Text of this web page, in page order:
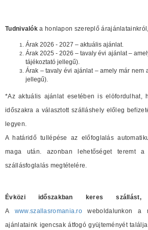
Tudnivalók a honlapon szereplő
Árak 2026 - 2027 – aktuális ajánlat.
Árak 2025 - 2026 – tavaly évi ajánlat –
tájékoztató jellegű).
Árak – tavaly évi ajánlat – amely már nem
jellegű).
*Az aktuális ajánlat esetében is elöfordulhat,
időszakra a választott szálláshely előleg
legyen.
A határidő tullépése az előfoglalás
maga után. azonban lehetőséget teremt
szállásfoglalás megtételére.
Évközi időszakban keres szállást,
A www.szallasromania.ro weboldalunkon a
ajánlataink igencsak átfogó gyüjteményét